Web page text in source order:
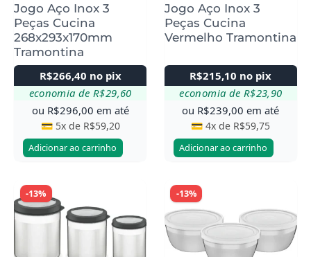
Jogo Aço Inox 3
Peças Cucina
268x293x170mm
Tramontina
R$266,40 no pix
economia de R$29,60
ou R$296,00 em até
💳 5x de R$59,20
Adicionar ao carrinho
Jogo Aço Inox 3
Peças Cucina
Vermelho Tramontina
R$215,10 no pix
economia de R$23,90
ou R$239,00 em até
💳 4x de R$59,75
Adicionar ao carrinho
-13% -13%